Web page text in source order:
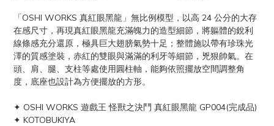
「OSHI WORKS 真紅眼黑龍」無比例模型，以高 24 公分的大存
在感尺寸，再現真紅眼黑龍充滿魄力的造型細節，將軀體的銳利
線條感充分還原，極具巨大翅膀氣勢十足；整體施以帶有珍珠光
澤的質感塗裝，赤紅的雙眼與滿滿的利牙等細節，兇狠帥氣。在
頭、肩、腿、支柱等處使用圓柱軸，能夠依照擺放空間調整角
度，底座也設計為方便擺放的方形。
✦ OSHI WORKS 遊戲王 怪獸之決鬥 真紅眼黑龍 GP004(完成品)
✦ KOTOBUKIYA